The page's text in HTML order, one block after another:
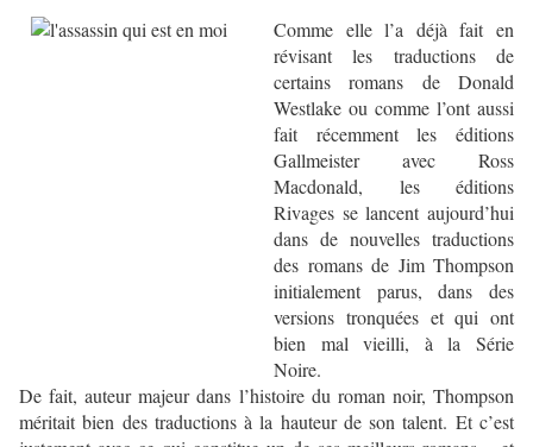
Comme elle l’a déjà fait en
révisant les traductions de
certains romans de Donald
Westlake ou comme l’ont aussi
fait récemment les éditions
Gallmeister avec Ross
Macdonald, les éditions
Rivages se lancent aujourd’hui
dans de nouvelles traductions
des romans de Jim Thompson
initialement parus, dans des
versions tronquées et qui ont
bien mal vieilli, à la Série
Noire.
De fait, auteur majeur dans l’histoire du roman noir, Thompson
méritait bien des traductions à la hauteur de son talent. Et c’est